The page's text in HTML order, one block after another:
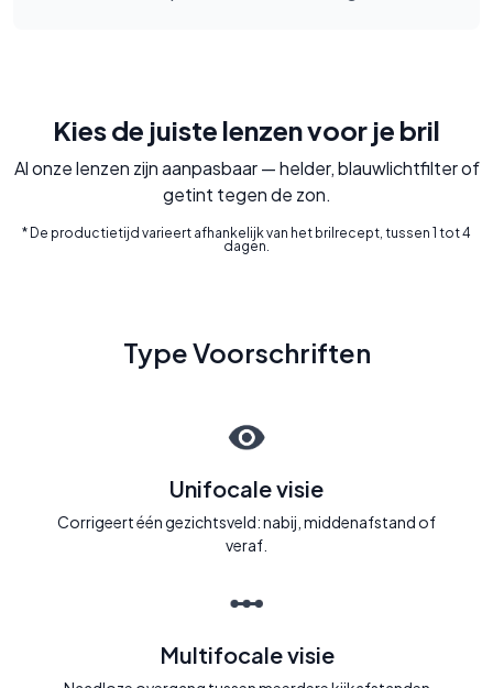
Kies de juiste lenzen voor je bril
Al onze lenzen zijn aanpasbaar — helder, blauwlichtfilter of
getint tegen de zon.
* De productietijd varieert afhankelijk van het brilrecept, tussen 1 tot 4
dagen.
Type Voorschriften
Unifocale visie
Corrigeert één gezichtsveld: nabij, middenafstand of
veraf.
Multifocale visie